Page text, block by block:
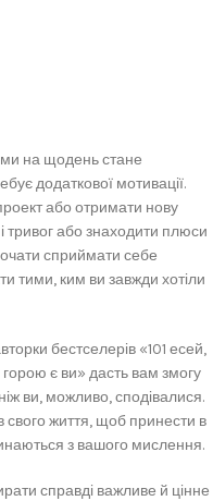
на щодень стане
додаткової мотивації.
або отримати нову
тривог або знаходити плюси
сприймати себе
тими, ким ви завжди хотіли
бестселерів «101 есей,
є ви» дасть вам змогу
ви, можливо, сподівалися.
свого життя, щоб принести в
з вашого мислення.
справді важливе й цінне